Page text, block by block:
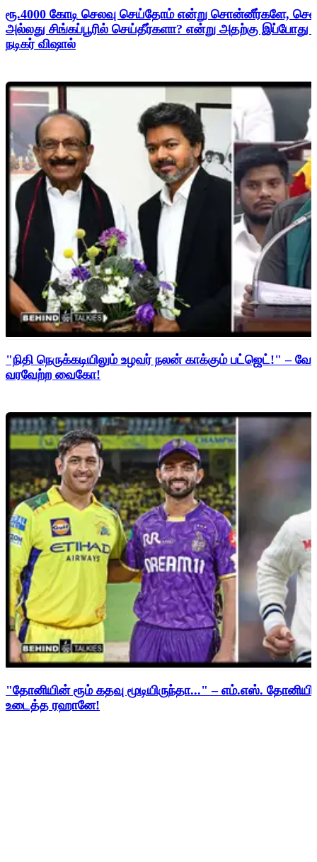
ரூ.4000 கோடி செலவு செய்தோம் என்று சொன்னீர்களே,
அல்லது சிங்கப்பூரில் செய்தீர்களா? என்று அதற்கு
நடிகர் விஷால்
"நிதி நெருக்கடியிலும் உழவர் நலன் காக்கும் பட்ஜெட்!" –
வரவேற்ற வைகோ!
"தோனியின் ரூம் கதவு மூடியிருந்தா..." – எம்.எஸ்.
உடைத்த ரஹானே!